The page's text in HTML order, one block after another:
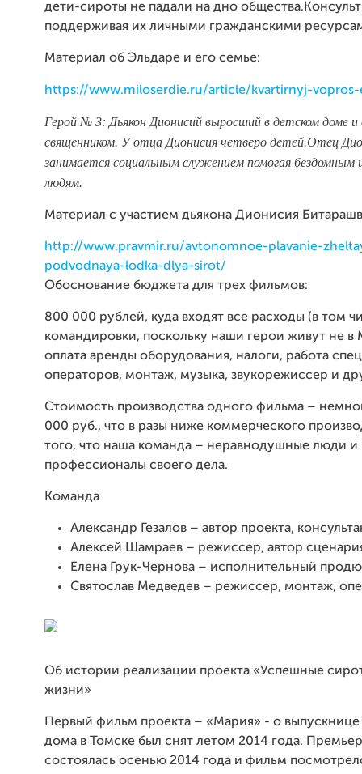
дети-сироты не падали на дно
поддерживая их личными гражданскими
Материал об Эльдаре и его семье:
https://www.miloserdie.ru/article/kvartirnyj-vopros-
Герой № 3: Дьякон Дионисий выросший в детском доме
священником. У отца Дионисия четверо детей.Отец
занимается социальным служением помогая бездомным
людям.
Материал с участием дьякона Дионисия
http://www.pravmir.ru/avtonomnoe-plavanie-
podvodnaya-lodka-dlya-sirot/
Обоснование бюджета для трех фильмов:
800 000 рублей, куда входят все расходы (в том
командировки, поскольку наши герои живут не в
оплата аренды оборудования, налоги, работа
операторов, монтаж, музыка, звукорежиссер и
Стоимость производства одного фильма –
000 руб., что в разы ниже коммерческого
того, что наша команда – неравнодушные люди и
профессионалы своего дела.
Команда
Александр Гезалов – автор проекта,
Алексей Шамраев – режиссер, автор
Елена Грук-Чернова – исполнительный
Святослав Медведев – режиссер, монтаж,
Об истории реализации проекта «Успешные
жизни»
Первый фильм проекта – «Мария» - о выпускнице
дома в Томске был снят летом 2014 года.
состоялась осенью 2014 года и фильм